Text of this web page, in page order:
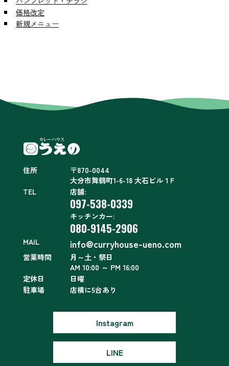
価格改定
新規メニュー
住所
〒870-0044
大分市舞鶴町1-6-18 大石ビル１F
TEL
店舗:
097-538-0339
キッチンカー:
080-9145-2906
MAIL info@curryhouse-ueno.com
営業時間
月～土・祭日
AM 10:00 ～ PM 16:00
定休日
日曜
駐車場
店横に5台あり
Instagram
LINE